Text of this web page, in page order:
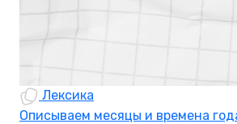
Лексика
Описываем месяцы и времена